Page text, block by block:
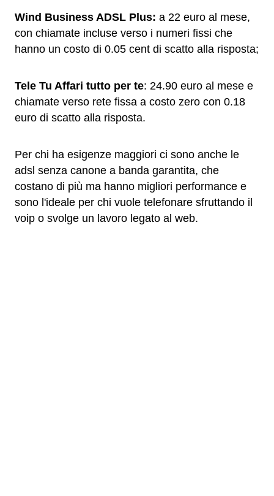
Wind Business ADSL Plus: a 22 euro al mese,
con chiamate incluse verso i numeri fissi che
hanno un costo di 0.05 cent di scatto alla risposta;
Tele Tu Affari tutto per te: 24.90 euro al mese e
chiamate verso rete fissa a costo zero con 0.18
euro di scatto alla risposta.
Per chi ha esigenze maggiori ci sono anche le
adsl senza canone a banda garantita, che
costano di più ma hanno migliori performance e
sono l'ideale per chi vuole telefonare sfruttando il
voip o svolge un lavoro legato al web.